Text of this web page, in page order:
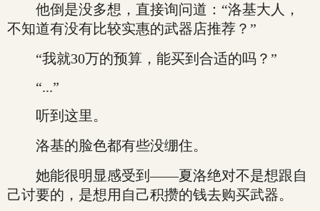
他倒是没多想，直接询问道：“洛基大人，
不知道有没有比较实惠的武器店推荐？”
“我就30万的预算，能买到合适的吗？”
“...”
听到这里。
洛基的脸色都有些没绷住。
她能很明显感受到——夏洛绝对不是想跟自
己讨要的，是想用自己积攒的钱去购买武器。